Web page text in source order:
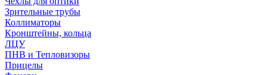
Зрительные трубы
Коллиматоры
Кронштейны, кольца
ЛЦУ
ПНВ и Тепловизоры
Прицелы